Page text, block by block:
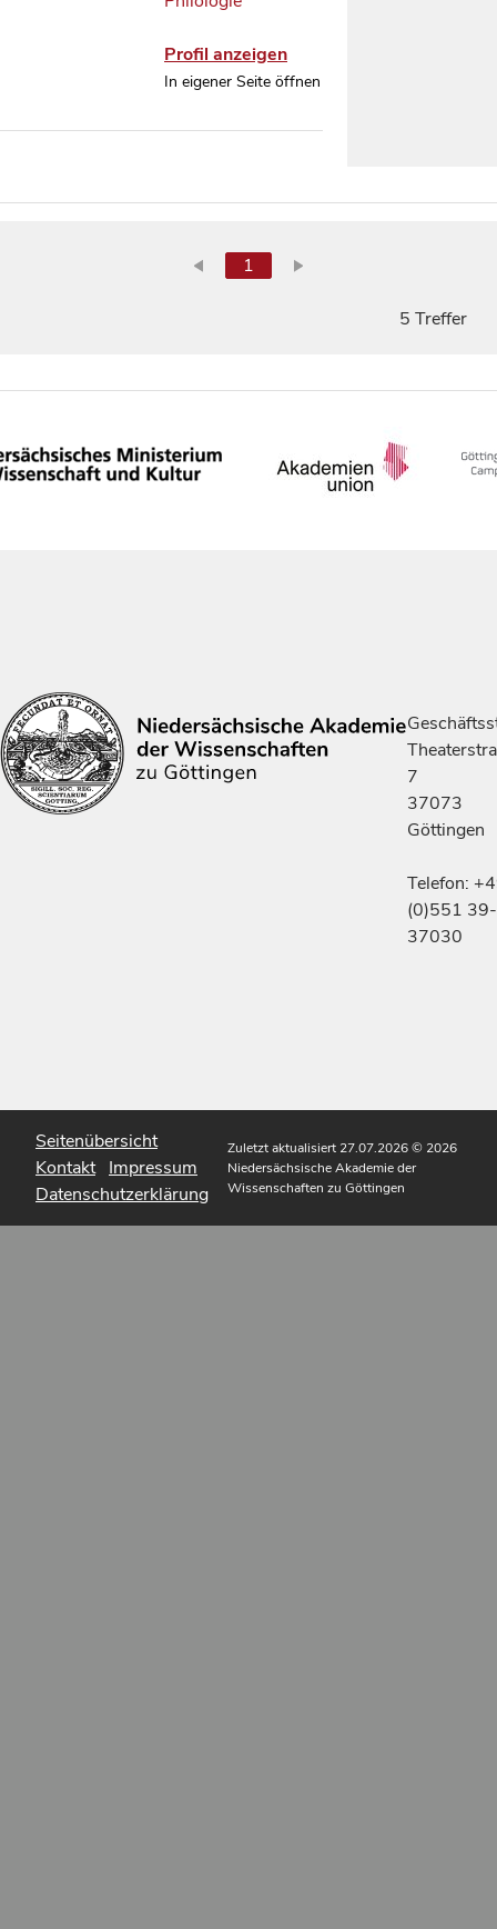
Profil anzeigen
In eigener Seite öffnen
1
5 Treffer
7
37073
Göttingen
Telefon:
(0)551 39-
37030
Seitenübersicht
Kontakt Impressum
Datenschutzerklärung
Zuletzt aktualisiert 27.07.2026© 2026
Niedersächsische Akademie der
Wissenschaften zu Göttingen